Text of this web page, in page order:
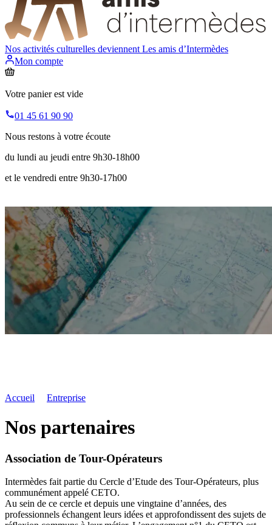
Nos activités culturelles deviennent Les amis d’Intermèdes
Mon compte
Votre panier est vide
01 45 61 90 90
Nous restons à votre écoute
du lundi au jeudi entre 9h30-18h00
et le vendredi entre 9h30-17h00
Accueil Entreprise
Nos partenaires
Association de Tour-Opérateurs
Intermèdes fait partie du Cercle d’Etude des Tour-Opérateurs, plus
communément appelé CETO.
Au sein de ce cercle et depuis une vingtaine d’années, des
professionnels échangent leurs idées et approfondissent des sujets de